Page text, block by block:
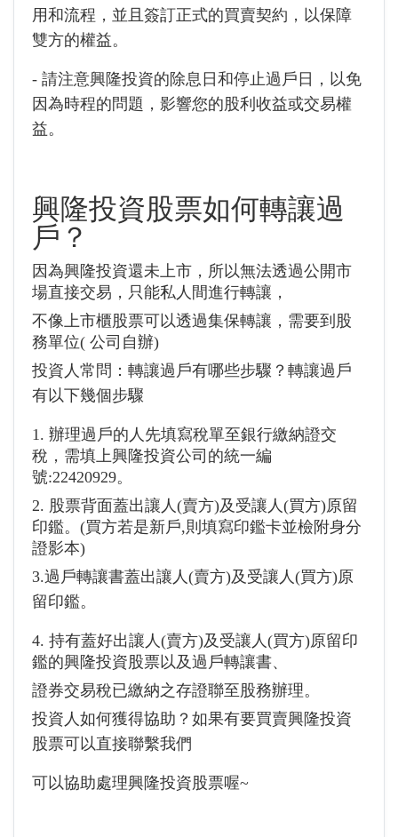
用和流程，並且簽訂正式的買賣契約，以保障
雙方的權益。
- 請注意興隆投資的除息日和停止過戶日，以免
因為時程的問題，影響您的股利收益或交易權
益。
興隆投資股票如何轉讓過
戶？
因為興隆投資還未上市，所以無法透過公開市
場直接交易，只能私人間進行轉讓，
不像上市櫃股票可以透過集保轉讓，需要到股
務單位( 公司自辦)
投資人常問：轉讓過戶有哪些步驟？轉讓過戶
有以下幾個步驟
1. 辦理過戶的人先填寫稅單至銀行繳納證交
稅，需填上興隆投資公司的統一編
號:22420929。
2. 股票背面蓋出讓人(賣方)及受讓人(買方)原留
印鑑。(買方若是新戶,則填寫印鑑卡並檢附身分
證影本)
3.過戶轉讓書蓋出讓人(賣方)及受讓人(買方)原
留印鑑。
4. 持有蓋好出讓人(賣方)及受讓人(買方)原留印
鑑的興隆投資股票以及過戶轉讓書、
證券交易稅已繳納之存證聯至股務辦理。
投資人如何獲得協助？如果有要買賣興隆投資
股票可以直接聯繫我們
可以協助處理興隆投資股票喔~